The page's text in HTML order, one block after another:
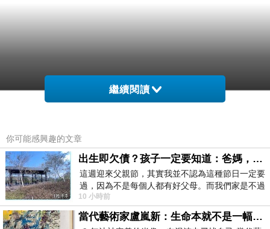
繼續閱讀
你可能感興趣的文章
出生即欠債？孩子一定要知道：爸媽，其實我不欠你們
這週迎來父親節，其實我並不認為這種節日一定要
過，因為不是每個人都有好父母。而我們家是不過
節的，平時也沒什麼儀式感，生活趨近冷
10 小時前
當代藝術家盧嵐新：生命本就不是一幅能被定義的肖像，在混亂與交疊中拼湊完整的靈魂